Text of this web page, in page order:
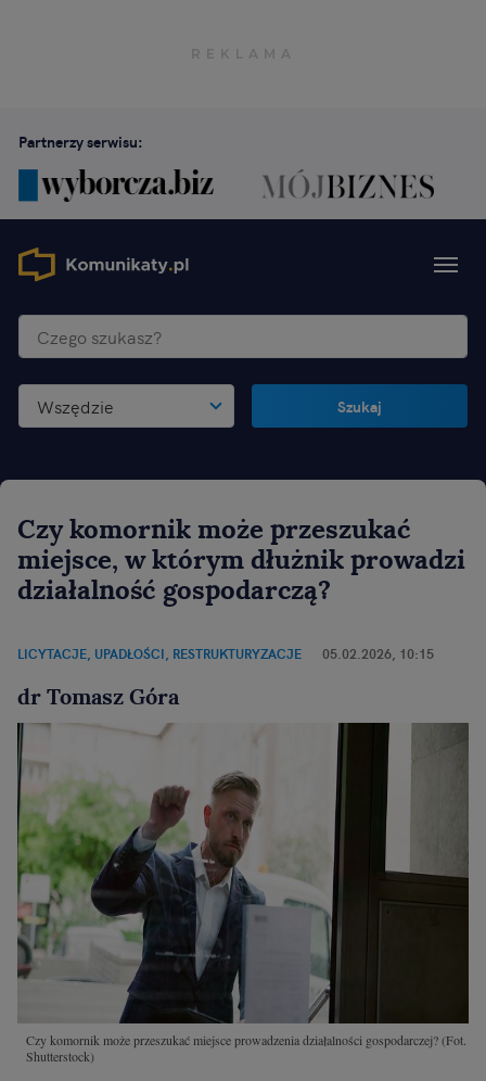
Partnerzy serwisu:
Wszędzie Szukaj
Czy komornik może przeszukać
miejsce, w którym dłużnik prowadzi
działalność gospodarczą?
LICYTACJE, UPADŁOŚCI, RESTRUKTURYZACJE 05.02.2026, 10:15
dr Tomasz Góra
Czy komornik może przeszukać miejsce prowadzenia działalności gospodarczej?(Fot.
Shutterstock)